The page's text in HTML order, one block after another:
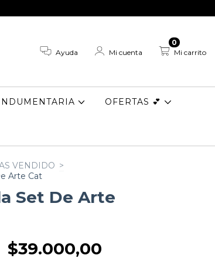
Ayuda Mi cuenta Mi carrito
0
OFERTAS 💕
VENDIDO >
Arte Cat
Set De Arte
$39.000,00